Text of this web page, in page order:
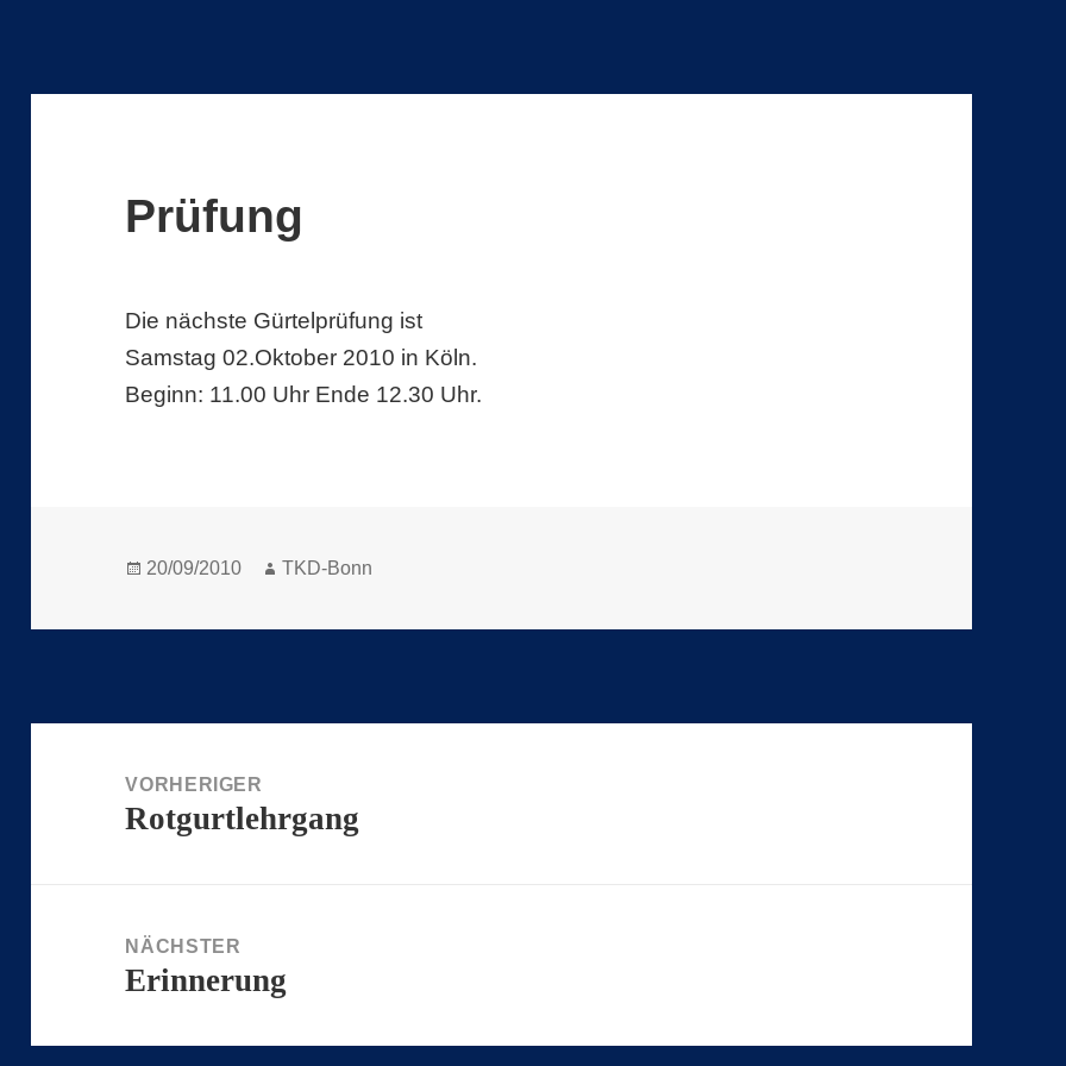
Prüfung
Die nächste Gürtelprüfung ist
Samstag 02.Oktober 2010 in Köln.
Beginn: 11.00 Uhr Ende 12.30 Uhr.
Veröffentlicht
20/09/2010 Autor
TKD-Bonn
VORHERIGER
Vorheriger
Rotgurtlehrgang
NÄCHSTER
Nächster
Erinnerung